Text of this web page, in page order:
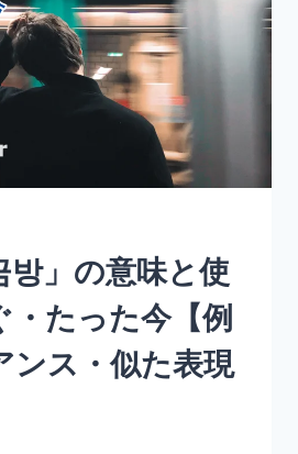
방」の意味と使
・たった今【例
ンス・似た表現